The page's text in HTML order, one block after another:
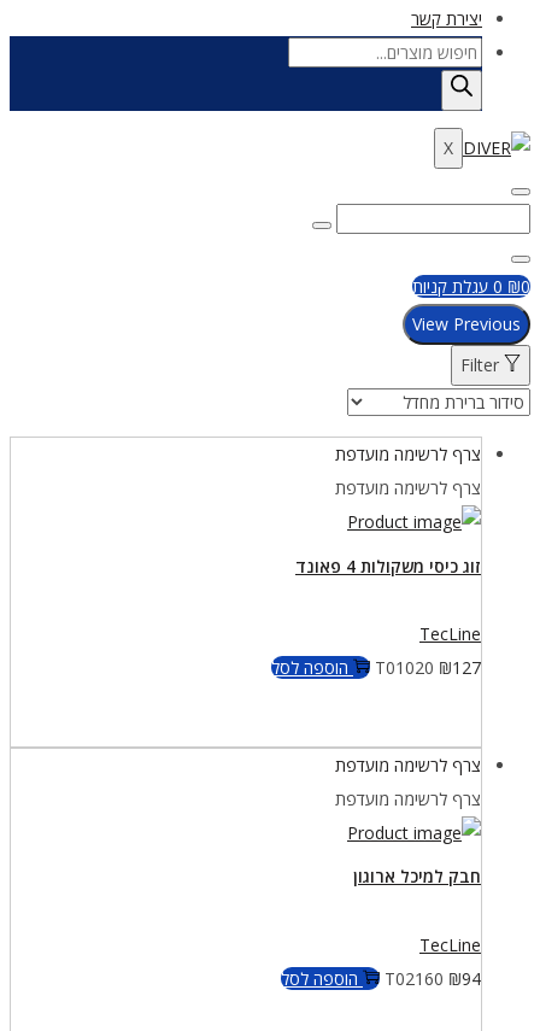
יצירת קשר
Products
search
X
Enter
Keywordfor:
Close
₪0
0 עגלת קניות
View Previous
Filter
צרף לרשימה מועדפת
צרף לרשימה מועדפת
זוג כיסי משקולות 4 פאונד
TecLine
T01020 ₪127 הוספה לסל
צרף לרשימה מועדפת
צרף לרשימה מועדפת
חבק למיכל ארוגון
TecLine
T02160 ₪94 הוספה לסל